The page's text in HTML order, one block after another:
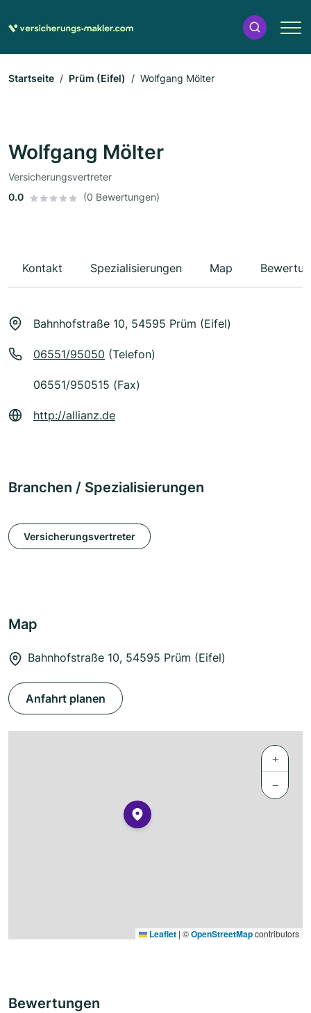
Startseite Prüm (Eifel) Wolfgang Mölter
Wolfgang Mölter
Versicherungsvertreter
0.0
(0 Bewertungen)
Kontakt Spezialisierungen Map
Bahnhofstraße 10, 54595 Prüm (Eifel)
06551/95050 (Telefon)
06551/950515 (Fax)
http://allianz.de
Branchen / Spezialisierungen
Versicherungsvertreter
Map
Bahnhofstraße 10, 54595 Prüm (Eifel)
Anfahrt planen
+
−
Leaflet | ©OpenStreetMapcontributors
Bewertungen